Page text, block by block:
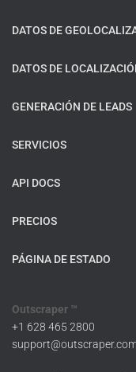
DATOS DE
DATOS DE
GENERACIÓN DE LEADS
SERVICIOS
API DOCS
PRECIOS
PÁGINA DE ESTADO
Outscraper ™
+1 628 465 2800